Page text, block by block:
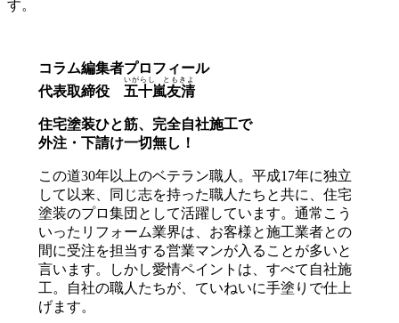
す。
コラム編集者プロフィール
代表取締役 五十嵐友清
いがらし ともきよ
住宅塗装ひと筋、完全自社施工で
外注・下請け一切無し！
この道30年以上のベテラン職人。平成17年に独立
して以来、同じ志を持った職人たちと共に、住宅
塗装のプロ集団として活躍しています。通常こう
いったリフォーム業界は、お客様と施工業者との
間に受注を担当する営業マンが入ることが多いと
言います。しかし愛情ペイントは、すべて自社施
工。自社の職人たちが、ていねいに手塗りで仕上
げます。